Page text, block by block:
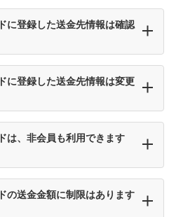
に登録した送金先情報は確認
に登録した送金先情報は変更
は、非会員も利用できます
の送金金額に制限はあります